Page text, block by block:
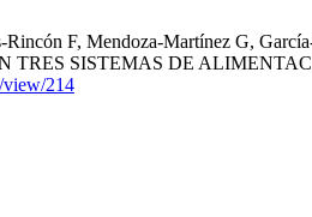
Rincón F, Mendoza-Martínez G,
SISTEMAS DE
view/214